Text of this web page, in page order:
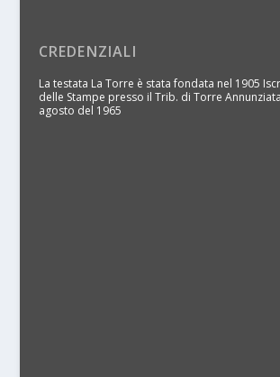
CREDENZIALI
La testata La Torre è stata fondata nel 1905
delle Stampe presso il Trib. di Torre
agosto del 1965